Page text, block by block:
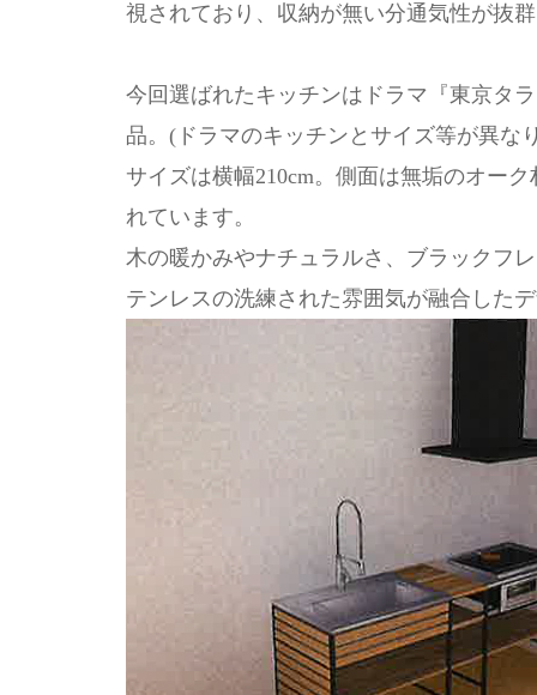
視されており、収納が無い分通気性が抜
今回選ばれたキッチンはドラマ『東京タ
品。(ドラマのキッチンとサイズ等が異な
サイズは横幅210cm。側面は無垢のオー
れています。
木の暖かみやナチュラルさ、ブラックフ
テンレスの洗練された雰囲気が融合した